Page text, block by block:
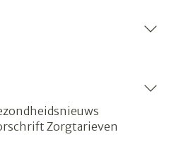
Zorgtarieven